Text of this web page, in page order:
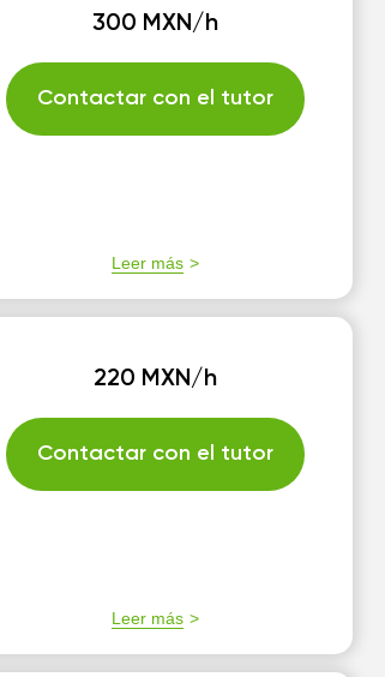
300 MXN/h
Contactar con el tutor
Leer más
220 MXN/h
Contactar con el tutor
Leer más